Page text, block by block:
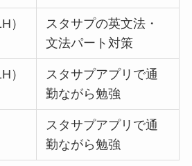
）
スタサプの英文法・
文法パート対策
）
スタサプアプリで通
勤ながら勉強
スタサプアプリで通
勤ながら勉強